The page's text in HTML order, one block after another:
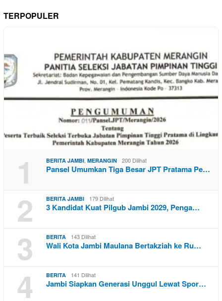
TERPOPULER
1 BERITA JAMBI, MERANGIN 200 Dilihat
Pansel Umumkan Tiga Besar JPT Pratama Pe…
2 BERITA JAMBI 179 Dilihat
3 Kandidat Kuat Pilgub Jambi 2029, Penga…
3 BERITA 143 Dilihat
Wali Kota Jambi Maulana Bertakziah ke Ru…
4 BERITA 141 Dilihat
Jambi Siapkan Generasi Unggul Lewat Spor…